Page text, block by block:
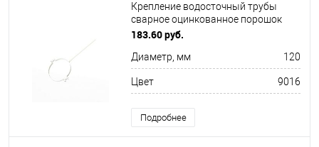
Крепление водосточный трубы
сварное оцинкованное порошок
ф220х10х250мм RAL 9016
183.60 руб.
Диаметр, мм 120
Цвет 9016
Подробнее